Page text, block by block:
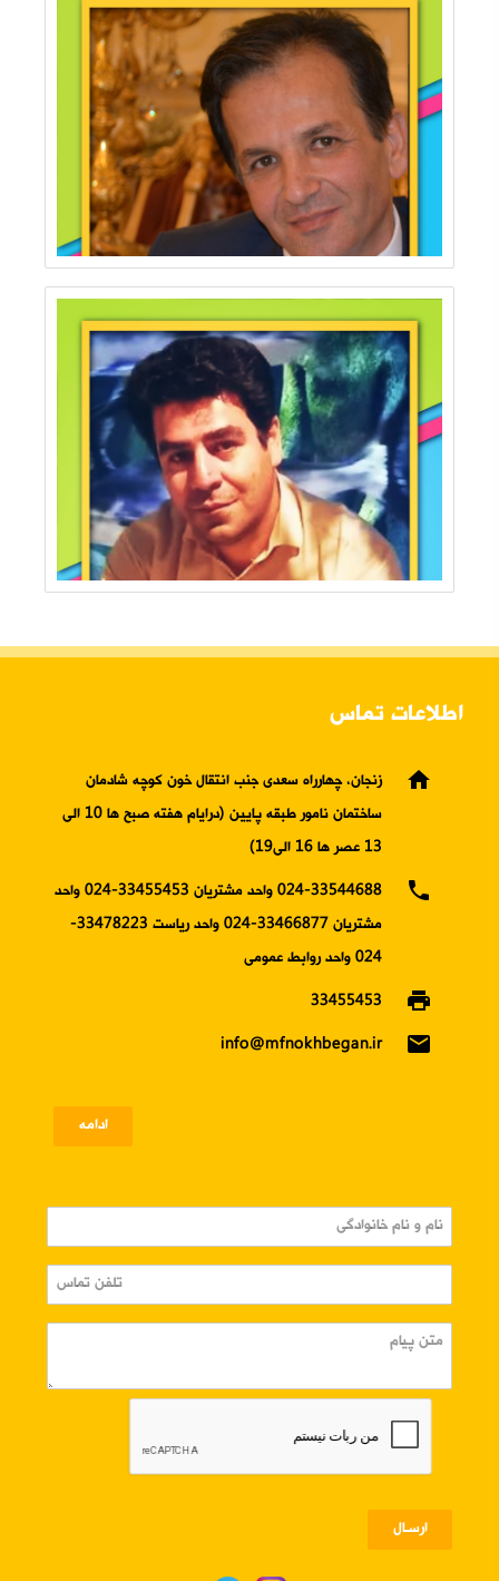
اطلاعات تماس
home
زنجان، چهارراه سعدی جنب انتقال خون کوچه شادمان
ساختمان نامور طبقه پایین (درایام هفته صبح ها 10 الی
13 عصر ها 16 الی19)
phone
024-33544688 واحد مشتریان 33455453-024 واحد
مشتریان 33466877-024 واحد ریاست 33478223-
024 واحد روابط عمومی
print
33455453
email
info@mfnokhbegan.ir
ادامه
ارسـال